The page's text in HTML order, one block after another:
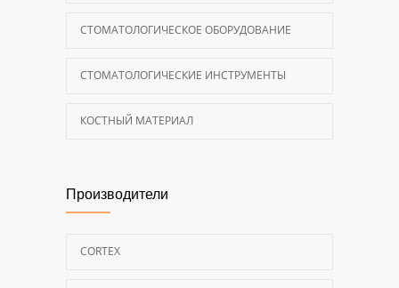
СТОМАТОЛОГИЧЕСКОЕ ОБОРУДОВАНИЕ
СТОМАТОЛОГИЧЕСКИЕ ИНСТРУМЕНТЫ
КОСТНЫЙ МАТЕРИАЛ
Производители
CORTEX